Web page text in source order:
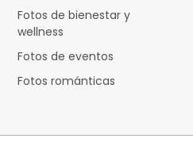
Fotos de bienestar y
wellness
Fotos de eventos
Fotos románticas